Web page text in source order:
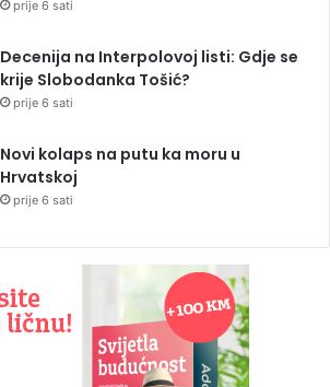
prije 6 sati
Decenija na Interpolovoj listi: Gdje se
krije Slobodanka Tošić?
prije 6 sati
Novi kolaps na putu ka moru u
Hrvatskoj
prije 6 sati